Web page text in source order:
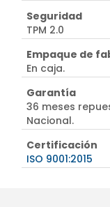
Seguridad
TPM 2.0
Empaque de
En caja.
Garantía
36 meses
Nacional.
Certificación
ISO 9001:2015